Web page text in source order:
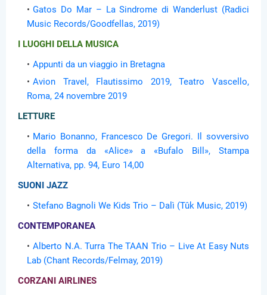
Gatos Do Mar – La Sindrome di Wanderlust (Radici
Music Records/Goodfellas, 2019)
I LUOGHI DELLA MUSICA
Appunti da un viaggio in Bretagna
Avion Travel, Flautissimo 2019, Teatro Vascello,
Roma, 24 novembre 2019
LETTURE
Mario Bonanno, Francesco De Gregori. Il sovversivo
della forma da «Alice» a «Bufalo Bill», Stampa
Alternativa, pp. 94, Euro 14,00
SUONI JAZZ
Stefano Bagnoli We Kids Trio – Dalì (Tûk Music, 2019)
CONTEMPORANEA
Alberto N.A. Turra The TAAN Trio – Live At Easy Nuts
Lab (Chant Records/Felmay, 2019)
CORZANI AIRLINES